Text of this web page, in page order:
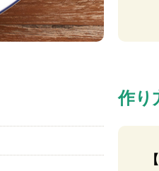
作り